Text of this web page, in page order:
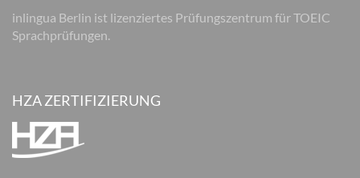
inlingua Berlin ist lizenziertes Prüfungszentrum für TOEIC
Sprachprüfungen.
HZA ZERTIFIZIERUNG